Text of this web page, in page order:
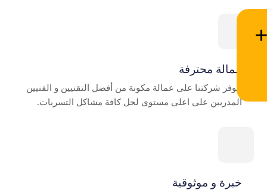
عمالة محترفة
تتوفر شركتنا على عمالة مكونة من أفضل التقنيين و الفنيين
المدربين على اعلى مستوى لحل كافة مشاكل التسربات.
خبرة و موثوقية